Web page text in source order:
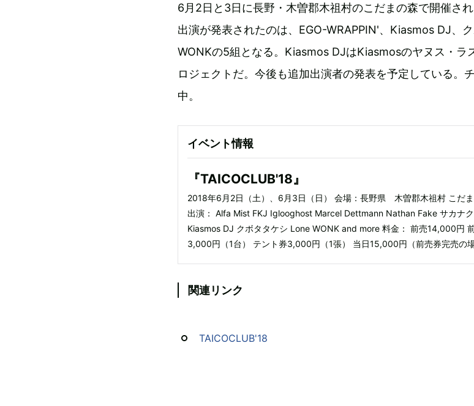
6月2日と3日に長野・木曽郡木祖村のこだまの森で開催さ
出演が発表されたのは、EGO-WRAPPIN'、Kiasmos DJ、ク
WONKの5組となる。Kiasmos DJはKiasmosのヤヌス・ラ
ロジェクトだ。今後も追加出演者の発表を予定している。
中。
イベント情報
『TAICOCLUB'18』
2018年6月2日（土）、6月3日（日） 会場：長野県 木曽郡木祖村 こだ
出演： Alfa Mist FKJ Iglooghost Marcel Dettmann Nathan Fake サカナク
Kiasmos DJ クボタタケシ Lone WONK and more 料金： 前売14,000円
3,000円（1台） テント券3,000円（1張） 当日15,000円（前売券完売の場
関連リンク
TAICOCLUB'18